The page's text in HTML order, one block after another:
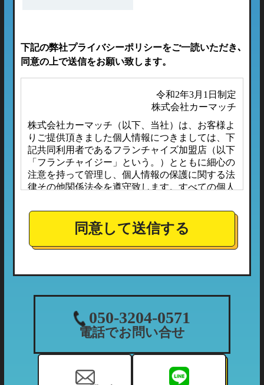
下記の弊社プライバシーポリシーをご一読いただき､
同意の上で送信をお願い致します。
令和2年3月1日制定
株式会社カーマッチ
株式会社カーマッチ（以下、当社）は、お客様よ
りご提供頂きました個人情報につきましては、下
記共同利用者であるフランチャイズ加盟店（以下
「フランチャイジー」という。）とともに細心の
注意を持って管理し、個人情報の保護に関する法
律その他関係法令を遵守致します。すべての個人
ほか、お客様ご本人の同意なしに第三者へ開示ま
たは提供されることはありません。
また、フランチャイジーとの間においては、事前
に個人情報保護に対する安全性を審査の上、個人
こととしており、適切な管理監督を行ってまいり
当社が収集する個人情報につきましては、下記の
利用目的の範囲内において利用させて頂きます。
（1）ご利用履歴・支払状況の確認など、当社の
利用状況の把握及び債権管理のため
同意して送信する
050-3204-0571
電話でお問い合せ